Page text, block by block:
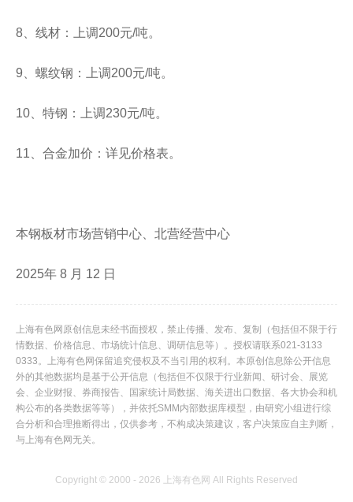
8、线材：上调200元/吨。
9、螺纹钢：上调200元/吨。
10、特钢：上调230元/吨。
11、合金加价：详见价格表。
本钢板材市场营销中心、北营经营中心
2025年 8 月 12 日
上海有色网原创信息未经书面授权，禁止传播、发布、复制（包括但不限于行
情数据、价格信息、市场统计信息、调研信息等）。授权请联系021-3133
0333。上海有色网保留追究侵权及不当引用的权利。本原创信息除公开信息
外的其他数据均是基于公开信息（包括但不仅限于行业新闻、研讨会、展览
会、企业财报、券商报告、国家统计局数据、海关进出口数据、各大协会和机
构公布的各类数据等等），并依托SMM内部数据库模型，由研究小组进行综
合分析和合理推断得出，仅供参考，不构成决策建议，客户决策应自主判断，
与上海有色网无关。
Copyright © 2000 - 2026 上海有色网 All Rights Reserved